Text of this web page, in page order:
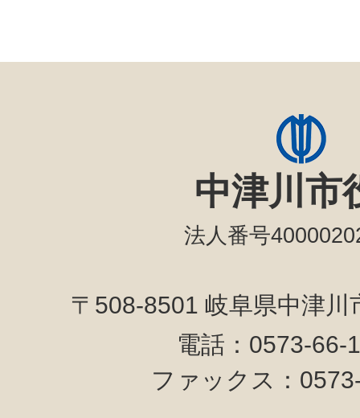
中津川市
法人番号
〒508-8501 岐阜県中津
電話：0573-
ファックス：